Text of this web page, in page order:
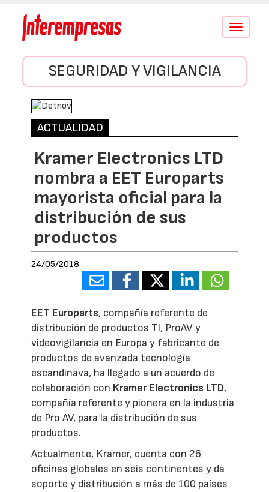
Conmutar
SEGURIDAD Y VIGILANCIA
ACTUALIDAD
Kramer Electronics LTD
nombra a EET Europarts
mayorista oficial para la
distribución de sus
productos
24/05/2018
EET Europarts, compañía referente de
distribución de productos TI, ProAV y
videovigilancia en Europa y fabricante de
productos de avanzada tecnología
escandinava, ha llegado a un acuerdo de
colaboración con Kramer Electronics LTD,
compañía referente y pionera en la industria
de Pro AV, para la distribución de sus
productos.
Actualmente, Kramer, cuenta con 26
oficinas globales en seis continentes y da
soporte y distribución a más de 100 países